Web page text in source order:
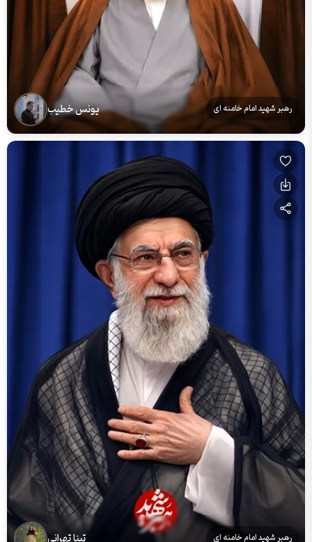
رهبر شهید امام خامنه ای یونس خطیب
رهبر شهید امام خامنه ای